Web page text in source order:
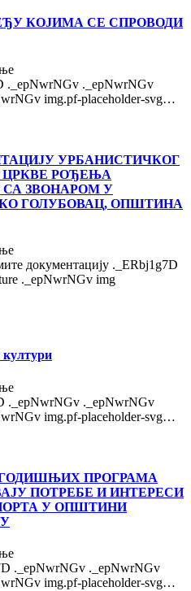
КОЈИМА СЕ СПРОВОДИ
._epNwrNGv ._epNwrNGv
img.pf-placeholder-svg…
УРБАНИСТИЧКОГ
ЦРКВЕ РОЂЕЊА
СА ЗВОНАРОМ У
КО ГОЛУБОВАЦ, ОПШТИНА
документацију ._ERbj1g7D
._epNwrNGv img
култури
._epNwrNGv ._epNwrNGv
img.pf-placeholder-svg…
ПРОГРАМА
ПОТРЕБЕ И ИНТЕРЕСИ
У ОПШТИНИ
._epNwrNGv ._epNwrNGv
img.pf-placeholder-svg…